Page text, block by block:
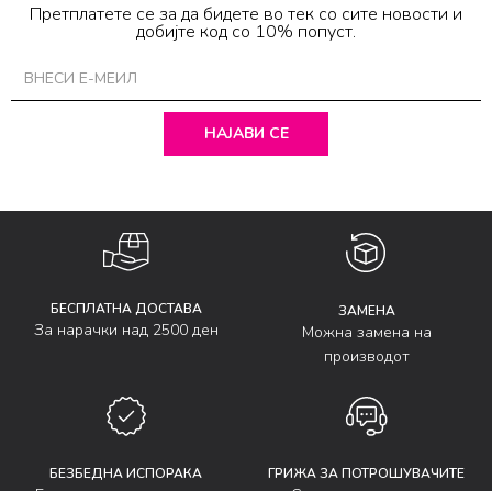
Претплатете се за да бидете во тек со сите новости и
добијте код со 10% попуст.
НАЈАВИ СЕ
БЕСПЛАТНА ДОСТАВА
За нарачки над 2500 ден
ЗАМЕНА
Можна замена на
производот
БЕЗБЕДНА ИСПОРАКА ГРИЖА ЗА ПОТРОШУВАЧИТЕ